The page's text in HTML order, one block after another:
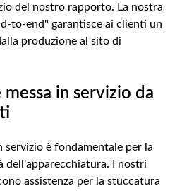
del nostro rapporto. La nostra
to-end" garantisce ai clienti un
produzione al sito di
messa in servizio da
servizio è fondamentale per la
dell'apparecchiatura. I nostri
assistenza per la stuccatura